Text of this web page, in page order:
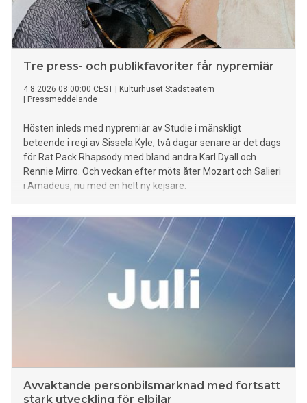
Tre press- och publikfavoriter får nypremiär
4.8.2026 08:00:00 CEST
Kulturhuset Stadsteatern
Pressmeddelande
Hösten inleds med nypremiär av Studie i mänskligt
beteende i regi av Sissela Kyle, två dagar senare är det dags
för Rat Pack Rhapsody med bland andra Karl Dyall och
Rennie Mirro. Och veckan efter möts åter Mozart och Salieri
i Amadeus, nu med en helt ny kejsare.
Avvaktande personbilsmarknad med fortsatt
stark utveckling för elbilar